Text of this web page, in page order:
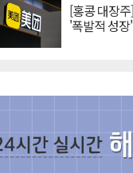
[홍콩 대장
'폭발적 성장'